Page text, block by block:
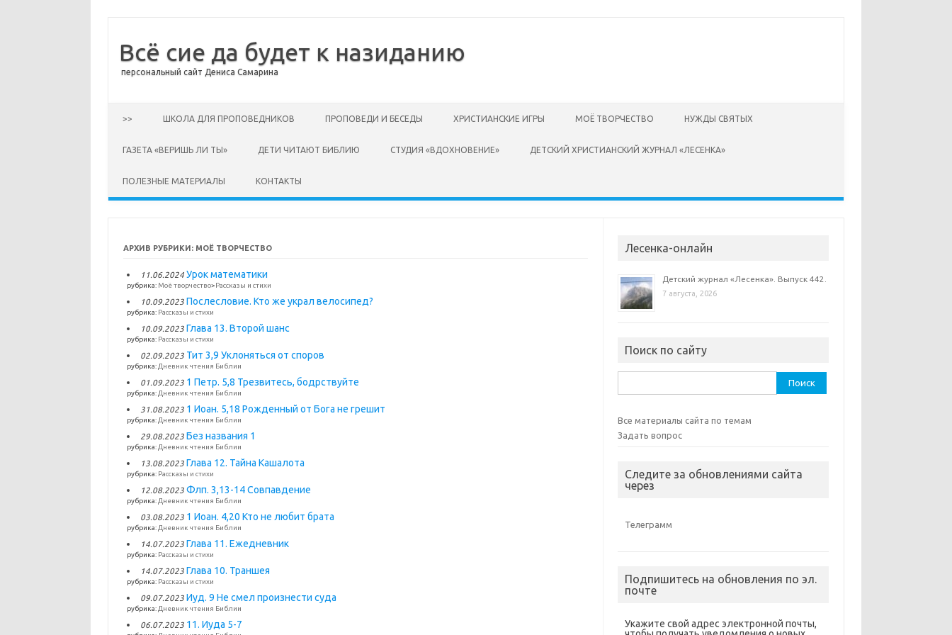
Всё сие да будет к назиданию
персональный сайт Дениса Самарина
>> ШКОЛА ДЛЯ ПРОПОВЕДНИКОВ ПРОПОВЕДИ И БЕСЕДЫ ХРИСТИАНСКИЕ ИГРЫ МОЁ ТВОРЧЕСТВО НУЖДЫ СВЯТЫХ
ГАЗЕТА «ВЕРИШЬ ЛИ ТЫ» ДЕТИ ЧИТАЮТ БИБЛИЮ СТУДИЯ «ВДОХНОВЕНИЕ» ДЕТСКИЙ ХРИСТИАНСКИЙ ЖУРНАЛ «ЛЕСЕНКА»
ПОЛЕЗНЫЕ МАТЕРИАЛЫ КОНТАКТЫ
АРХИВ РУБРИКИ: МОЁ ТВОРЧЕСТВО
11.06.2024 Урок математики
рубрика: Моё творчество>Рассказы и стихи
10.09.2023 Послесловие. Кто же украл велосипед?
рубрика: Рассказы и стихи
10.09.2023 Глава 13. Второй шанс
рубрика: Рассказы и стихи
02.09.2023 Тит 3,9 Уклоняться от споров
рубрика: Дневник чтения Библии
01.09.2023 1 Петр. 5,8 Трезвитесь, бодрствуйте
рубрика: Дневник чтения Библии
31.08.2023 1 Иоан. 5,18 Рожденный от Бога не грешит
рубрика: Дневник чтения Библии
29.08.2023 Без названия 1
рубрика: Дневник чтения Библии
13.08.2023 Глава 12. Тайна Кашалота
рубрика: Рассказы и стихи
12.08.2023 Флп. 3,13-14 Совпавдение
рубрика: Дневник чтения Библии
03.08.2023 1 Иоан. 4,20 Кто не любит брата
рубрика: Дневник чтения Библии
14.07.2023 Глава 11. Ежедневник
рубрика: Рассказы и стихи
14.07.2023 Глава 10. Траншея
рубрика: Рассказы и стихи
09.07.2023 Иуд. 9 Не смел произнести суда
рубрика: Дневник чтения Библии
06.07.2023 11. Иуда 5-7
Лесенка-онлайн
Детский журнал «Лесенка». Выпуск 442.
7 августа, 2026
Поиск по сайту
Все материалы сайта по темам
Задать вопрос
Следите за обновлениями сайта
через
Телеграмм
Подпишитесь на обновления по эл.
почте
Укажите свой адрес электронной почты,